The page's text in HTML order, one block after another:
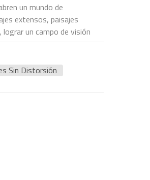
un mundo de
extensos, paisajes
un campo de visión
abrumadora. La
suele afectar a los
la perspectiva de
las técnicas y
manteniendo el gran
Sin Distorsión